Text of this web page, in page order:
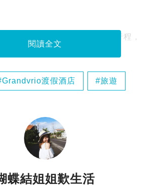
姐姐分享了石垣島的四日三夜行程，
閱讀全文
Grandvrio渡假酒店 旅遊
蝶結姐姐歎生活